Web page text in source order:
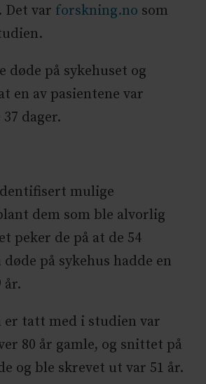
Det var forskning.no som
døde på sykehuset og
en av pasientene var
dager.
mulige
dem som ble alvorlig
peker de på at de 54
på sykehus hadde en
år.
er tatt med i studien var
80 år gamle, og snittet på
og ble skrevet ut var 51 år.